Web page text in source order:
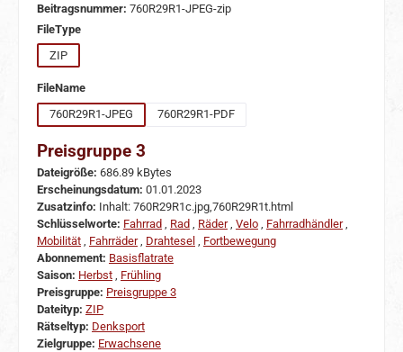
Beitragsnummer: 760R29R1-JPEG-zip
FileTypeauswählen
ZIP
FileNameauswählen
760R29R1-JPEG
760R29R1-PDF
Preisgruppe 3
Dateigröße: 686.89 kBytes
Erscheinungsdatum: 01.01.2023
Zusatzinfo: Inhalt: 760R29R1c.jpg,760R29R1t.html
Schlüsselworte: Fahrrad Rad Räder, Velo Fahrradhändler,
Mobilität
Fahrräder, Drahtesel
Fortbewegung
Abonnement: Basisflatrate
Saison: Herbst
Frühling
Preisgruppe: Preisgruppe 3
Dateityp: ZIP
Rätseltyp: Denksport
Zielgruppe: Erwachsene